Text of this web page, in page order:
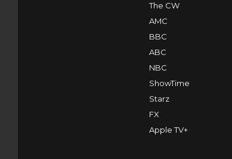
The CW
AMC
BBC
ABC
NBC
ShowTime
Starz
FX
Apple TV+